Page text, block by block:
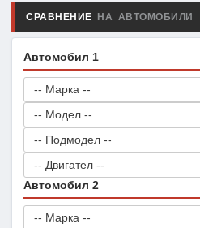
СРАВНЕНИЕ НА АВТОМОБИЛИ
Автомобил 1
Автомобил 2